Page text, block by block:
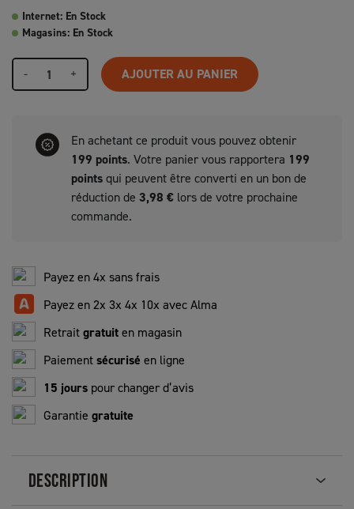
Internet: En Stock
Magasins: En Stock
- + AJOUTER AU PANIER
En achetant ce produit vous pouvez obtenir
199 points. Votre panier vous rapportera 199
pointsqui peuvent être converti en un bon de
réduction de 3,98 €lors de votre prochaine
commande.
Payez en 4x sans frais
Payez en 2x 3x 4x 10x avec Alma
Retraitgratuiten magasin
Paiementsécurisé en ligne
15 jours pour changer d’avis
Garantie gratuite
DESCRIPTION